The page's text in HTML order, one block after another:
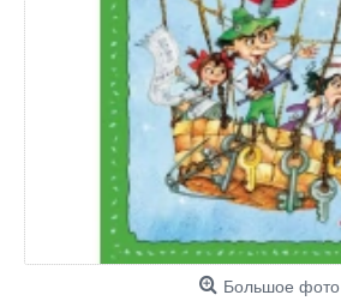
Большое фото